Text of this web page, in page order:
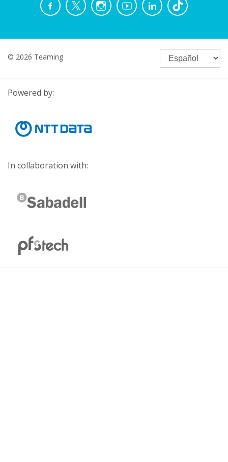
© 2026 Teaming
Powered by:
In collaboration with: